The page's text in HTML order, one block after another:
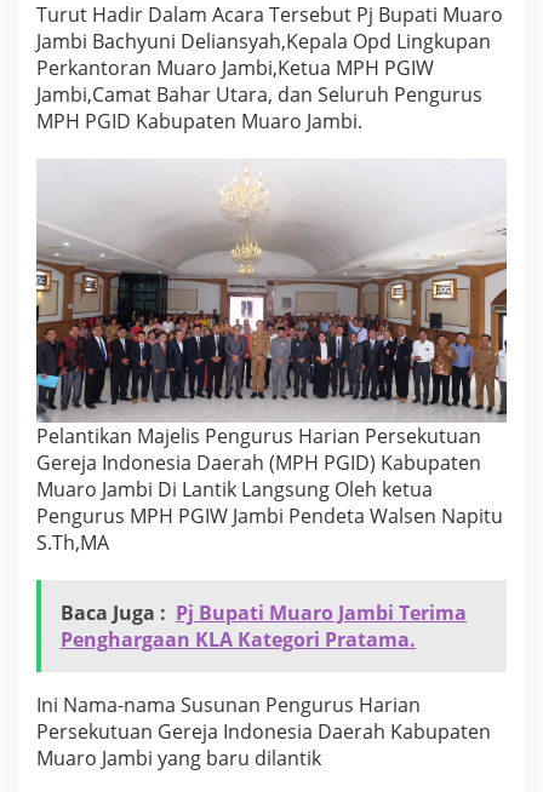
a
m
b
i
M
g
h
a
d
i
r
i
P
e
l
n
t
k
a
H
P
G
D
K
a
b
Turut Hadir Dalam Acara Tersebut Pj Bupati Muaro
Jambi Bachyuni Deliansyah,Kepala Opd Lingkupan
Perkantoran Muaro Jambi,Ketua MPH PGIW
Jambi,Camat Bahar Utara, dan Seluruh Pengurus
MPH PGID Kabupaten Muaro Jambi.
Pelantikan Majelis Pengurus Harian Persekutuan
Gereja Indonesia Daerah (MPH PGID) Kabupaten
Muaro Jambi Di Lantik Langsung Oleh ketua
Pengurus MPH PGIW Jambi Pendeta Walsen Napitu
S.Th,MA
Baca Juga : Pj Bupati Muaro Jambi Terima
Penghargaan KLA Kategori Pratama.
Ini Nama-nama Susunan Pengurus Harian
Persekutuan Gereja Indonesia Daerah Kabupaten
Muaro Jambi yang baru dilantik